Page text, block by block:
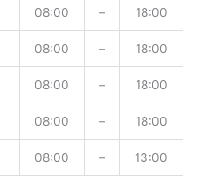
08:00 – 18:00
08:00 – 18:00
08:00 – 18:00
08:00 – 18:00
08:00 – 13:00